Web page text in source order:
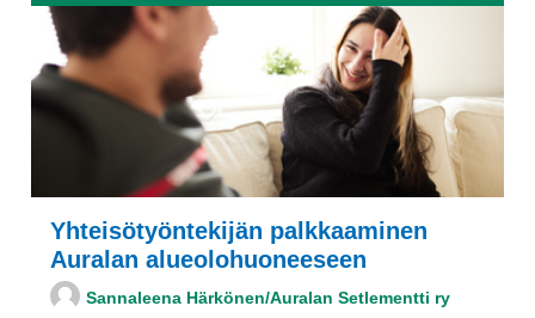
Yhteisötyöntekijän palkkaaminen
Auralan alueolohuoneeseen
Sannaleena Härkönen/Auralan Setlementti ry